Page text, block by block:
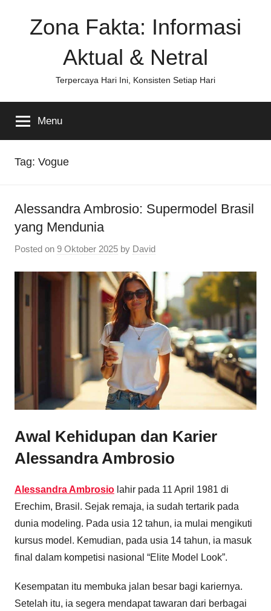
Zona Fakta: Informasi
Aktual & Netral
Terpercaya Hari Ini, Konsisten Setiap Hari
Menu
Tag: Vogue
Alessandra Ambrosio: Supermodel Brasil
yang Mendunia
Posted on 9 Oktober 2025 by David
Awal Kehidupan dan Karier
Alessandra Ambrosio
Alessandra Ambrosio lahir pada 11 April 1981 di
Erechim, Brasil. Sejak remaja, ia sudah tertarik pada
dunia modeling. Pada usia 12 tahun, ia mulai mengikuti
kursus model. Kemudian, pada usia 14 tahun, ia masuk
final dalam kompetisi nasional “Elite Model Look”.
Kesempatan itu membuka jalan besar bagi kariernya.
Setelah itu, ia segera mendapat tawaran dari berbagai